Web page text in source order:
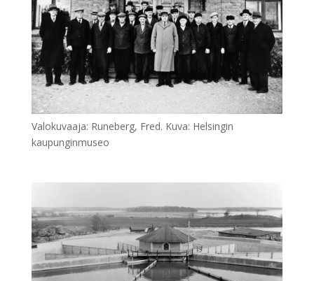
Valokuvaaja: Runeberg, Fred. Kuva: Helsingin
kaupunginmuseo